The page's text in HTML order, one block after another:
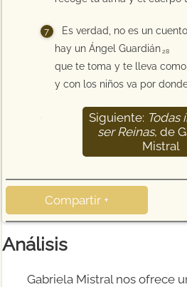
Es verdad, no es un
hay un Ángel Guardián 28
que te toma y te lleva
y con los niños va por
Siguiente: Todas
ser Reinas, de
Mistral
Compartir +
Análisis
Gabriela Mistral nos ofrece